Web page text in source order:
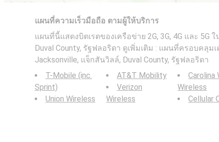
แผนที่ความเร็วมือถือ ตามผู้ให้บริการ
แผนที่นี้แสดงบิตเรตของเครือข่าย 2G, 3G, 4G และ 5G
Duval County, รัฐฟลอริดา ดูเพิ่มเติม : แผนที่ครอบคลุม
Jacksonville, แจ็กสันวิลล์, Duval County, รัฐฟลอริดา
T-Mobile (inc.
Sprint)
Union Wireless
AT&T Mobility
Verizon
Wireless
Carolina
Wireless
Cellular